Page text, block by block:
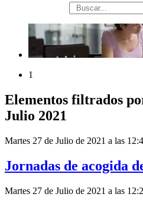
búsqueda
1
Elementos filtrados
Julio 2021
Martes 27 de Julio de 2021 a las
Jornadas de acogida
Martes 27 de Julio de 2021 a las